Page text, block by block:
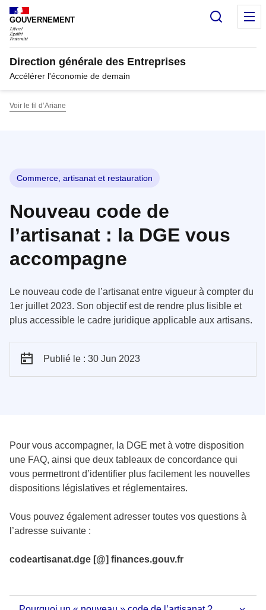
Panneau de gestion des cookies
GOUVERNEMENT
Direction générale des Entreprises
Accélérer l'économie de demain
Voir le fil d’Ariane
Commerce, artisanat et restauration
Nouveau code de
l’artisanat : la DGE vous
accompagne
Le nouveau code de l’artisanat entre vigueur à compter du
1er juillet 2023. Son objectif est de rendre plus lisible et
plus accessible le cadre juridique applicable aux artisans.
Publié le : 30 Jun 2023
Pour vous accompagner, la DGE met à votre disposition
une FAQ, ainsi que deux tableaux de concordance qui
vous permettront d’identifier plus facilement les nouvelles
dispositions législatives et réglementaires.
Vous pouvez également adresser toutes vos questions à
l’adresse suivante :
codeartisanat.dge [@] finances.gouv.fr